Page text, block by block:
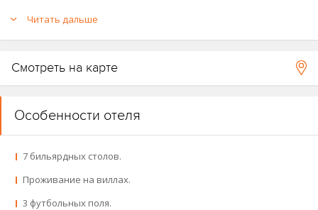
Читать дальше
Смотреть на карте
Особенности отеля
7 бильярдных столов.
Проживание на виллах.
3 футбольных поля.